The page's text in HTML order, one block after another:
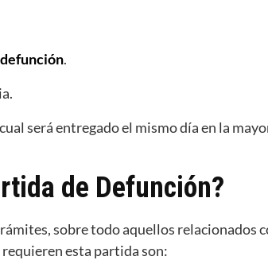
.
será entregado el mismo día en la
de Defunción?
sobre todo aquellos relacionados
esta partida son: